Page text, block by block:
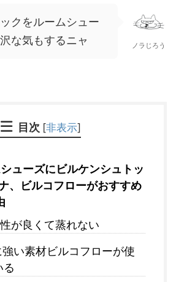
クをルームシュー
な気もするニャ
ノラじろう
目次 [非表示]
ューズにビルケンシュトッ
、ビルコフローがおすすめ
が良くて蒸れない
強い素材ビルコフローが使
る